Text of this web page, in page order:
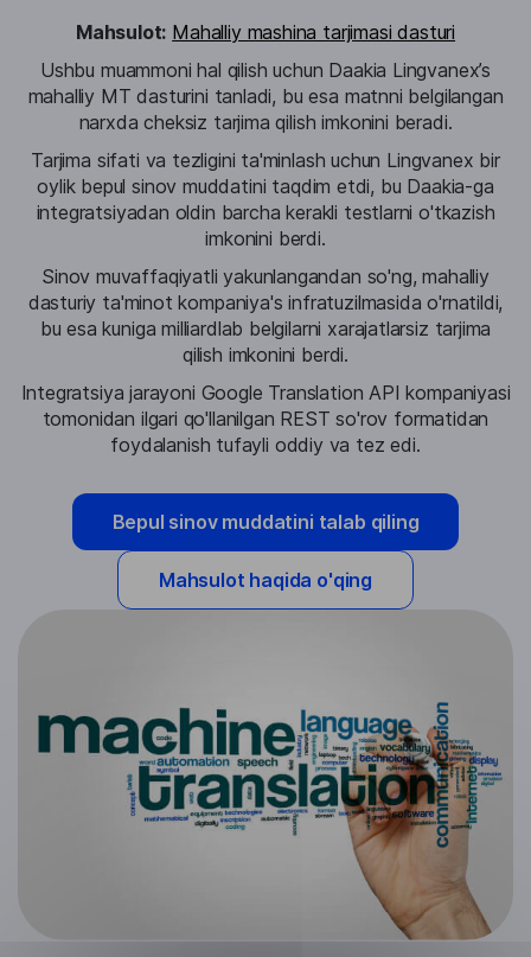
Mahsulot: Mahalliy mashina tarjimasi dasturi
Ushbu muammoni hal qilish uchun Daakia Lingvanex’s
mahalliy MT dasturini tanladi, bu esa matnni belgilangan
narxda cheksiz tarjima qilish imkonini beradi.
Tarjima sifati va tezligini ta'minlash uchun Lingvanex bir
oylik bepul sinov muddatini taqdim etdi, bu Daakia-ga
integratsiyadan oldin barcha kerakli testlarni o'tkazish
imkonini berdi.
Sinov muvaffaqiyatli yakunlangandan so'ng, mahalliy
dasturiy ta'minot kompaniya's infratuzilmasida o'rnatildi,
bu esa kuniga milliardlab belgilarni xarajatlarsiz tarjima
qilish imkonini berdi.
Integratsiya jarayoni Google Translation API kompaniyasi
tomonidan ilgari qo'llanilgan REST so'rov formatidan
foydalanish tufayli oddiy va tez edi.
Bepul sinov muddatini talab qiling
Mahsulot haqida o'qing